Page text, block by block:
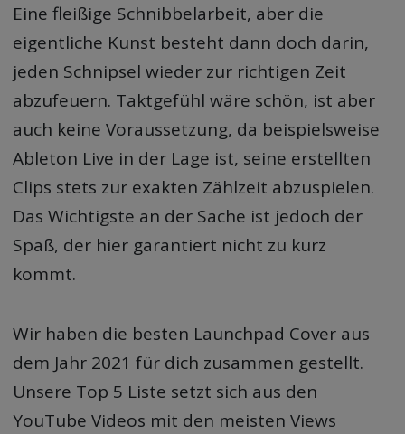
Eine fleißige Schnibbelarbeit, aber die
eigentliche Kunst besteht dann doch darin,
jeden Schnipsel wieder zur richtigen Zeit
abzufeuern. Taktgefühl wäre schön, ist aber
auch keine Voraussetzung, da beispielsweise
Ableton Live in der Lage ist, seine erstellten
Clips stets zur exakten Zählzeit abzuspielen.
Das Wichtigste an der Sache ist jedoch der
Spaß, der hier garantiert nicht zu kurz
kommt.
Wir haben die besten Launchpad Cover aus
dem Jahr 2021 für dich zusammen gestellt.
Unsere Top 5 Liste setzt sich aus den
YouTube Videos mit den meisten Views